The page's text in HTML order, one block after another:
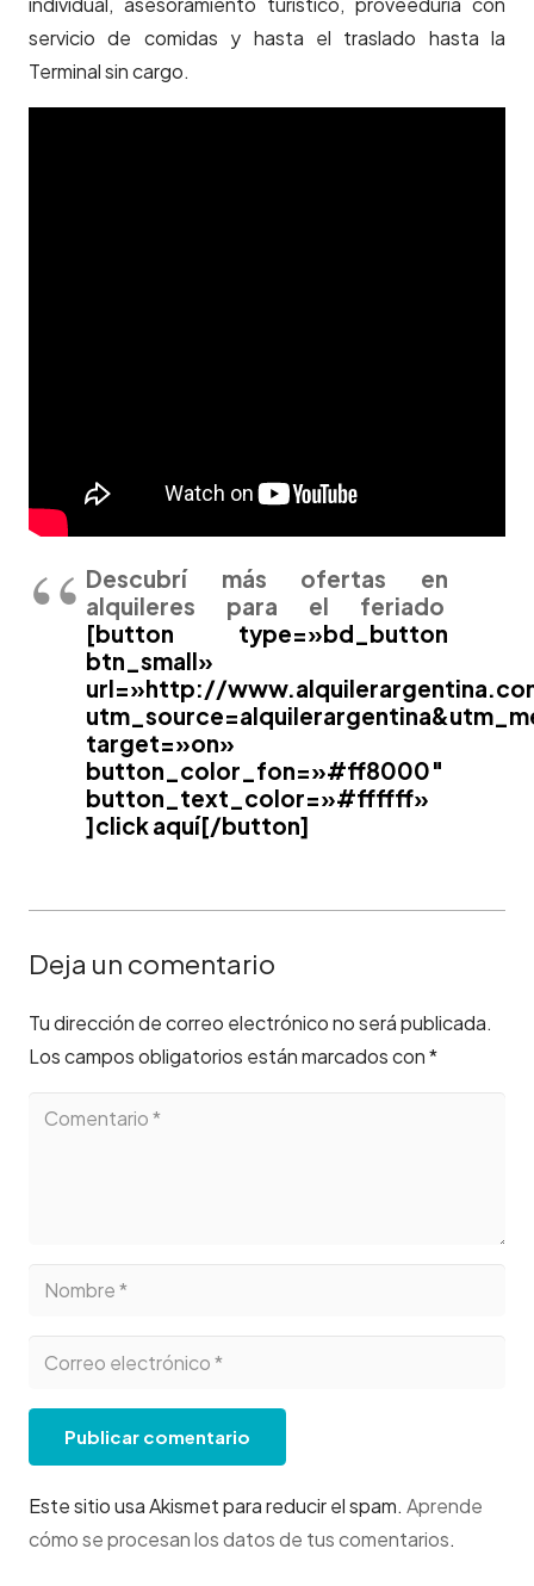
servicio de comidas y hasta el traslado hasta la
Terminal sin cargo.
Descubrí más ofertas en
alquileres para el feriado
[button type=»bd_button
btn_small»
url=»http://
target=»on»
button_color_fon=»#ff8000″
button_text_color=»#ffffff»
]click aquí[/button]
Deja un comentario
Tu dirección de correo electrónico no será publicada.
Los campos obligatorios están marcados con*
Publicar comentario
Este sitio usa Akismet para reducir el spam. Aprende
cómo se procesan los datos de tus comentarios.